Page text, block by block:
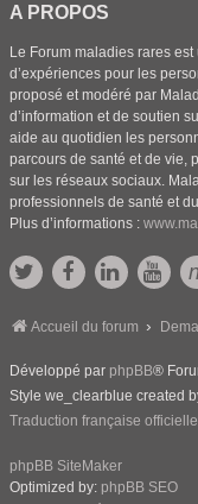
A PROPOS
Le Forum maladies rares
d’expériences pour les
proposé et modéré par
d’information et de soutien
aide au quotidien les
parcours de santé et de vie,
sur les réseaux sociaux.
professionnels de santé et
Plus d’informations :
Accueil du forum
Développé par phpBB®
Style we_clearblue created
Traduction française officielle
phpBB SiteMaker
Optimized by: phpBB SEO